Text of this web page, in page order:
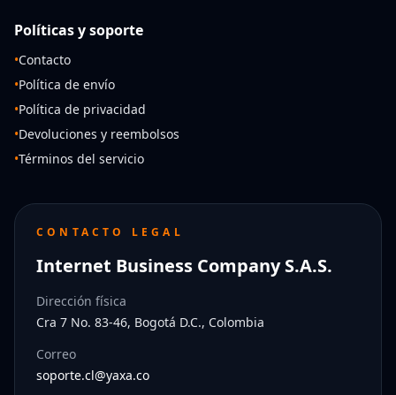
Políticas y soporte
•Contacto
•Política de envío
•Política de privacidad
•Devoluciones y reembolsos
•Términos del servicio
CONTACTO LEGAL
Internet Business Company S.A.S.
Dirección física
Cra 7 No. 83-46, Bogotá D.C., Colombia
Correo
soporte.cl@yaxa.co